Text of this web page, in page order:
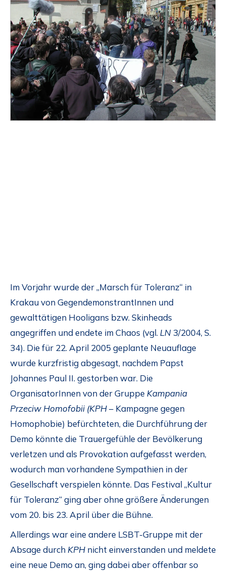
Im Vorjahr wurde der „Marsch für Toleranz“ in
Krakau von GegendemonstrantInnen und
gewalttätigen Hooligans bzw. Skinheads
angegriffen und endete im Chaos (vgl. LN 3/2004, S.
34). Die für 22. April 2005 geplante Neuauflage
wurde kurzfristig abgesagt, nachdem Papst
Johannes Paul II. gestorben war. Die
OrganisatorInnen von der Gruppe Kampania
Przeciw Homofobii (KPH– Kampagne gegen
Homophobie) befürchteten, die Durchführung der
Demo könnte die Trauergefühle der Bevölkerung
verletzen und als Provokation aufgefasst werden,
wodurch man vorhandene Sympathien in der
Gesellschaft verspielen könnte. Das Festival „Kultur
für Toleranz“ ging aber ohne größere Änderungen
vom 20. bis 23. April über die Bühne.
Allerdings war eine andere LSBT-Gruppe mit der
Absage durch KPH nicht einverstanden und meldete
eine neue Demo an, ging dabei aber offenbar so